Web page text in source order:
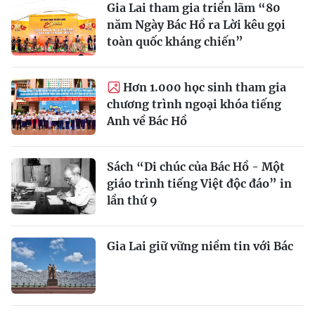
Gia Lai tham gia triển lãm “80
năm Ngày Bác Hồ ra Lời kêu gọi
toàn quốc kháng chiến”
Hơn 1.000 học sinh tham gia
chương trình ngoại khóa tiếng
Anh về Bác Hồ
Sách “Di chúc của Bác Hồ - Một
giáo trình tiếng Việt độc đáo” in
lần thứ 9
Gia Lai giữ vững niềm tin với Bác